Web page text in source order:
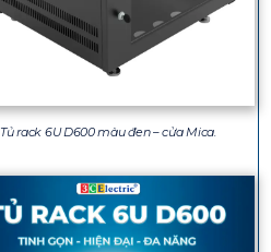
Tủ rack 6U D600 màu đen – cửa Mica.